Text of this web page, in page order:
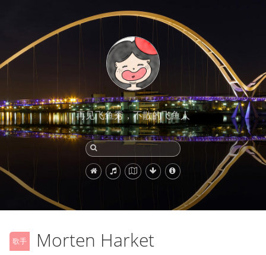
再见飞鱼秀，不散的飞鱼人
歌手 Morten Harket